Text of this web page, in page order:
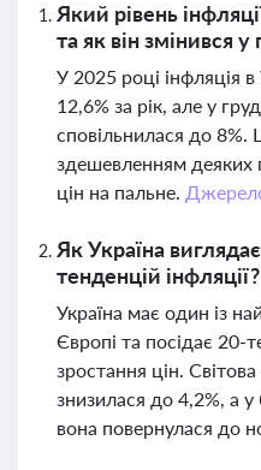
Який рівень
та як він змінився у
У 2025 році інфляція
12,6% за рік, але у
сповільнилася до 8%.
здешевленням деяких
цін на пальне.
Як Україна
тенденцій інфляції?
Україна має один із
Європі та посідає 20-
зростання цін.
знизилася до 4,2%, а у
вона повернулася до